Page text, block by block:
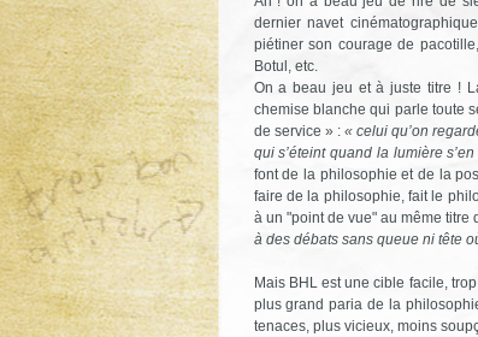
dernier navet
piétiner son courage de
Botul, etc.
On a beau jeu et à juste titre !
chemise blanche qui parle toute
de service » : « celui qu’on
qui s’éteint quand la lumière
font de la philosophie et de la
faire de la philosophie, fait le
à un "point de vue" au même
à des débats sans queue ni tête
Mais BHL est une cible facile,
plus grand paria de la
tenaces, plus vicieux, moins